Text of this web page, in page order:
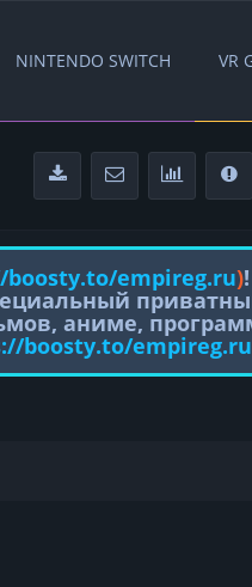
NINTENDO SWITCH VR
empireg.ru)!
аниме,
boosty.to/empireg.ru